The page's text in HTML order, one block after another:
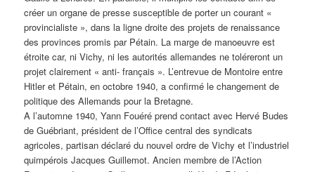
créer un organe de presse susceptible de porter un courant «
provincialiste », dans la ligne droite des projets de renaissance
des provinces promis par Pétain. La marge de manoeuvre est
étroite car, ni Vichy, ni les autorités allemandes ne toléreront un
projet clairement « anti- français ». L’entrevue de Montoire entre
Hitler et Pétain, en octobre 1940, a confirmé le changement de
politique des Allemands pour la Bretagne.
A l’automne 1940, Yann Fouéré prend contact avec Hervé Budes
de Guébriant, président de l’Office central des syndicats
agricoles, partisan déclaré du nouvel ordre de Vichy et l’industriel
quimpérois Jacques Guillemot. Ancien membre de l’Action